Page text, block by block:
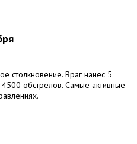
столкновение. Враг нанес 5
обстрелов. Самые активные